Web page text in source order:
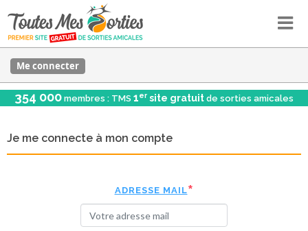
Me connecter
354 000 membres : TMS 1er site gratuit de sorties amicales
Je me connecte à mon compte
ADRESSE MAIL